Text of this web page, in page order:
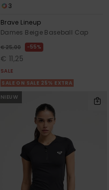
3
Brave Lineup
Dames Beige Baseball Cap
€ 25,00 55%
€ 11,25
SALE
SALE ON SALE 25% EXTRA
NIEUW